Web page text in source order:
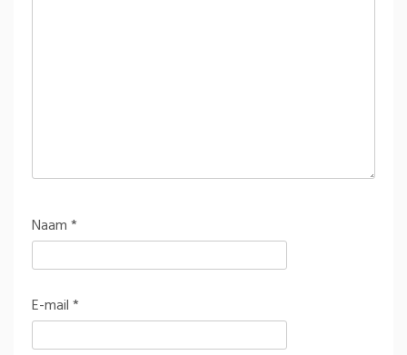
Naam*
E-mail*